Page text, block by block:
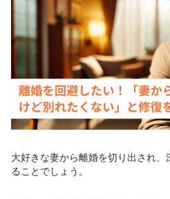
大好きな妻から離婚を切り出され
ることでしょう。